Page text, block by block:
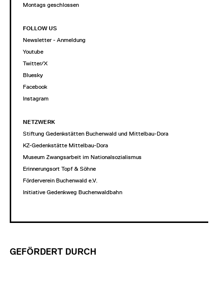
Montags geschlossen
FOLLOW US
Newsletter - Anmeldung
Youtube
Twitter/X
Bluesky
Facebook
Instagram
NETZWERK
Stiftung Gedenkstätten Buchenwald und Mittelbau-Dora
KZ-Gedenkstätte Mittelbau-Dora
Museum Zwangsarbeit im Nationalsozialismus
Erinnerungsort Topf & Söhne
Förderverein Buchenwald e.V.
Initiative Gedenkweg Buchenwaldbahn
GEFÖRDERT DURCH